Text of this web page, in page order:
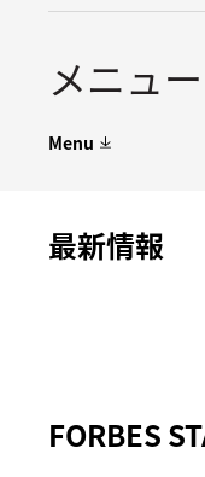
メニュー
Menu
最新情報
FORBES